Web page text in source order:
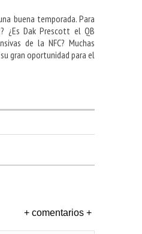
buena temporada. Para
¿Es Dak Prescott el QB
de la NFC? Muchas
gran oportunidad para el
+ comentarios +